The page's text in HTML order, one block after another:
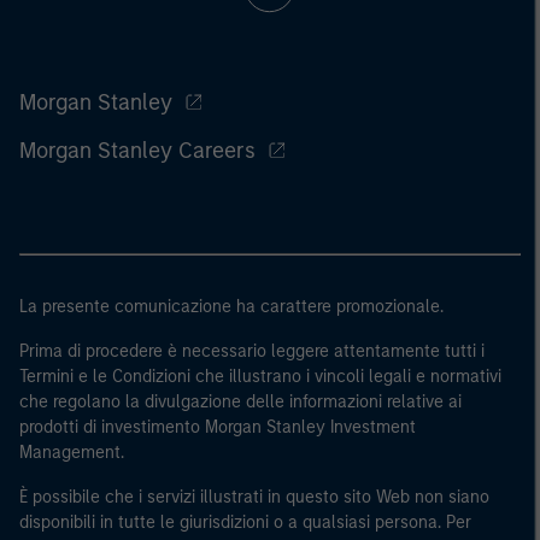
Morgan Stanley
Morgan Stanley Careers
La presente comunicazione ha carattere promozionale.
Prima di procedere è necessario leggere attentamente tutti i
Termini e le Condizioni che illustrano i vincoli legali e normativi
che regolano la divulgazione delle informazioni relative ai
prodotti di investimento Morgan Stanley Investment
Management.
È possibile che i servizi illustrati in questo sito Web non siano
disponibili in tutte le giurisdizioni o a qualsiasi persona. Per